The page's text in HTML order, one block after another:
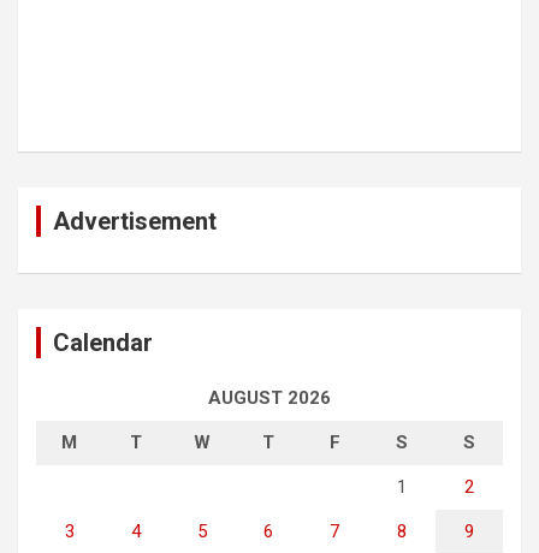
Advertisement
Calendar
AUGUST 2026
M T W T F S S
1 2
3 4 5 6 7 8 9